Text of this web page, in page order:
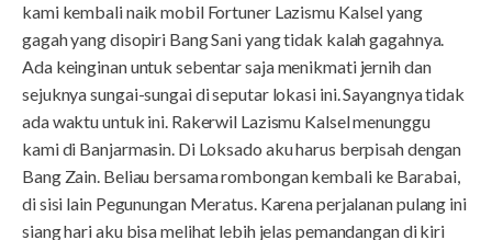
kami kembali naik mobil Fortuner Lazismu Kalsel yang
gagah yang disopiri Bang Sani yang tidak kalah gagahnya.
Ada keinginan untuk sebentar saja menikmati jernih dan
sejuknya sungai-sungai di seputar lokasi ini. Sayangnya tidak
ada waktu untuk ini. Rakerwil Lazismu Kalsel menunggu
kami di Banjarmasin. Di Loksado aku harus berpisah dengan
Bang Zain. Beliau bersama rombongan kembali ke Barabai,
di sisi lain Pegunungan Meratus. Karena perjalanan pulang ini
siang hari aku bisa melihat lebih jelas pemandangan di kiri